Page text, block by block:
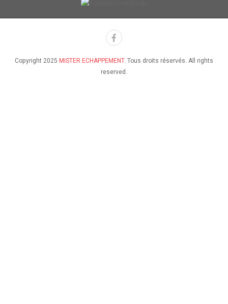
Copyright 2025 MISTER ECHAPPEMENT. Tous droits réservés. All rights
reserved.